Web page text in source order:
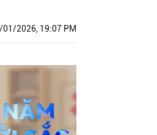
01/2026, 19:07 PM